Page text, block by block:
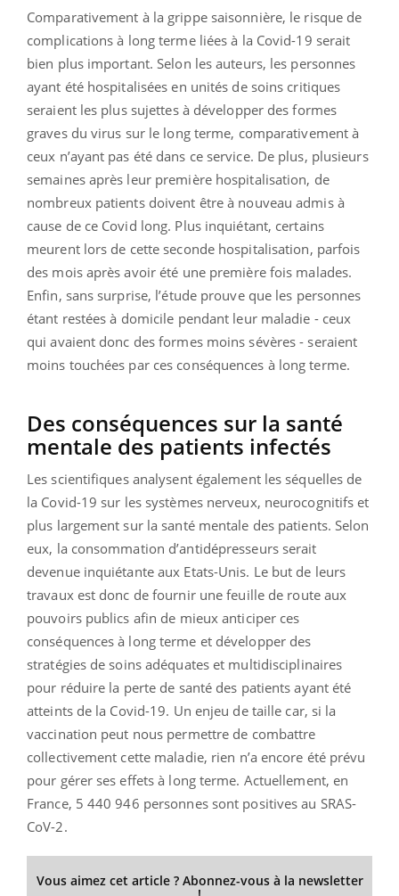
Comparativement à la grippe saisonnière, le risque de
complications à long terme liées à la Covid-19 serait
bien plus important. Selon les auteurs, les personnes
ayant été hospitalisées en unités de soins critiques
seraient les plus sujettes à développer des formes
graves du virus sur le long terme, comparativement à
ceux n’ayant pas été dans ce service. De plus, plusieurs
semaines après leur première hospitalisation, de
nombreux patients doivent être à nouveau admis à
cause de ce Covid long. Plus inquiétant, certains
meurent lors de cette seconde hospitalisation, parfois
des mois après avoir été une première fois malades.
Enfin, sans surprise, l’étude prouve que les personnes
étant restées à domicile pendant leur maladie - ceux
qui avaient donc des formes moins sévères - seraient
moins touchées par ces conséquences à long terme.
Des conséquences sur la santé
mentale des patients infectés
Les scientifiques analysent également les séquelles de
la Covid-19 sur les systèmes nerveux, neurocognitifs et
plus largement sur la santé mentale des patients. Selon
eux, la consommation d’antidépresseurs serait
devenue inquiétante aux Etats-Unis. Le but de leurs
travaux est donc de fournir une feuille de route aux
pouvoirs publics afin de mieux anticiper ces
conséquences à long terme et développer des
stratégies de soins adéquates et multidisciplinaires
pour réduire la perte de santé des patients ayant été
atteints de la Covid-19. Un enjeu de taille car, si la
vaccination peut nous permettre de combattre
collectivement cette maladie, rien n’a encore été prévu
pour gérer ses effets à long terme. Actuellement, en
France, 5 440 946 personnes sont positives au SRAS-
CoV-2.
Vous aimez cet article ? Abonnez-vous à la newsletter